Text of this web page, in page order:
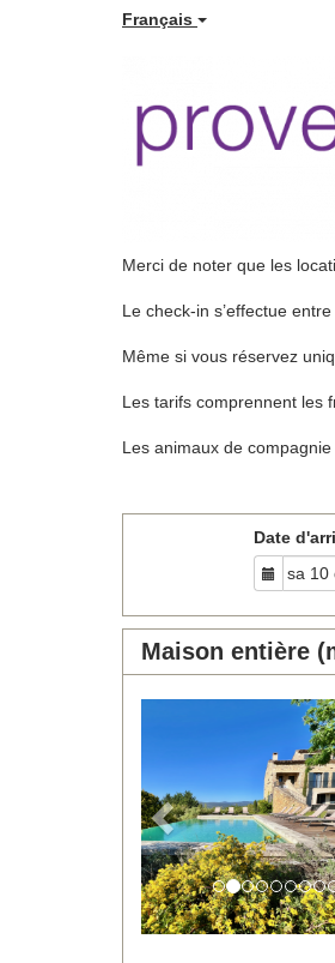
Français
Merci de noter que les
Le check-in s’effectue
Même si vous réservez
Les tarifs comprennent les
Les animaux de
Date
Maison entière